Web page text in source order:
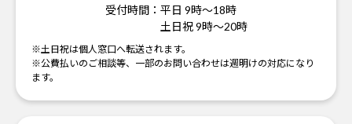
受付時間： 平日 9時～18時
土日祝 9時～20時
※土日祝は個人窓口へ転送されます。
※公費払いのご相談等、一部のお問い合わせは週明けの対応になり
ます。